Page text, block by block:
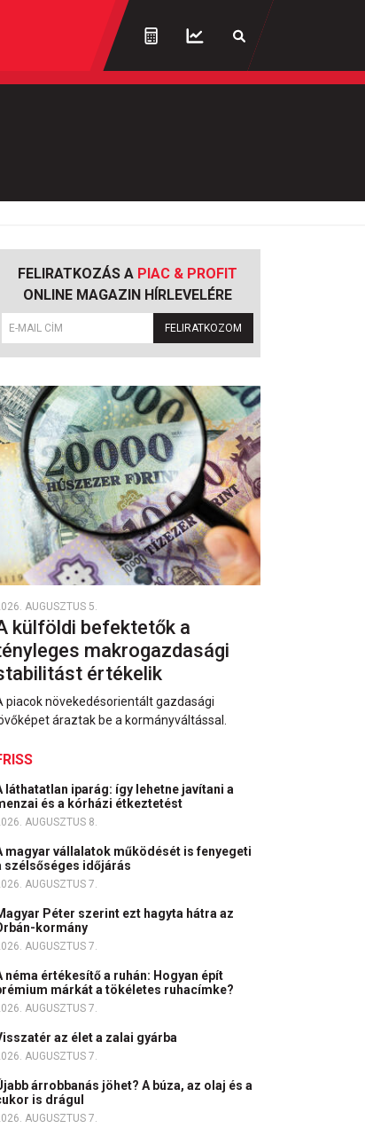
FELIRATKOZÁS A PIAC & PROFIT
ONLINE MAGAZIN HÍRLEVELÉRE
FELIRATKOZOM
AUGUSZTUS 5.
külföldi befektetők a
makrogazdasági
értékelik
piacok növekedésorientált gazdasági
áraztak be a kormányváltással.
láthatatlan iparág: így lehetne javítani a
és a kórházi étkeztetést
AUGUSZTUS 8.
magyar vállalatok működését is fenyegeti
szélsőséges időjárás
AUGUSZTUS 7.
Péter szerint ezt hagyta hátra az
kormány
AUGUSZTUS 7.
néma értékesítő a ruhán: Hogyan épít
márkát a tökéletes ruhacímke?
AUGUSZTUS 7.
az élet a zalai gyárba
AUGUSZTUS 7.
árrobbanás jöhet? A búza, az olaj és a
is drágul
AUGUSZTUS 7.